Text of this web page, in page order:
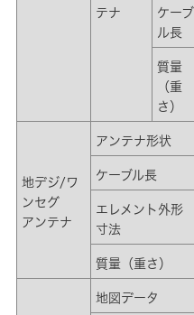
テナ
ケーブ
ル長
質量
（重
さ）
地デジ/ワ
ンセグ
アンテナ
アンテナ形状
ケーブル長
エレメント外形
寸法
質量（重さ）
地図データ